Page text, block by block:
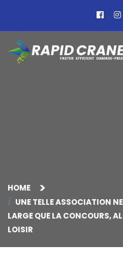
HOME
UNE TELLE ASSOCIATION
LARGE QUE LA CONCOURS,
LOISIR